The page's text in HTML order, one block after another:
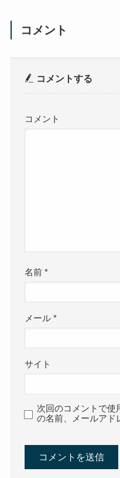
コメント
コメントする
コメント
名前*
メール*
サイト
次回のコメントで使
の名前、メールアド